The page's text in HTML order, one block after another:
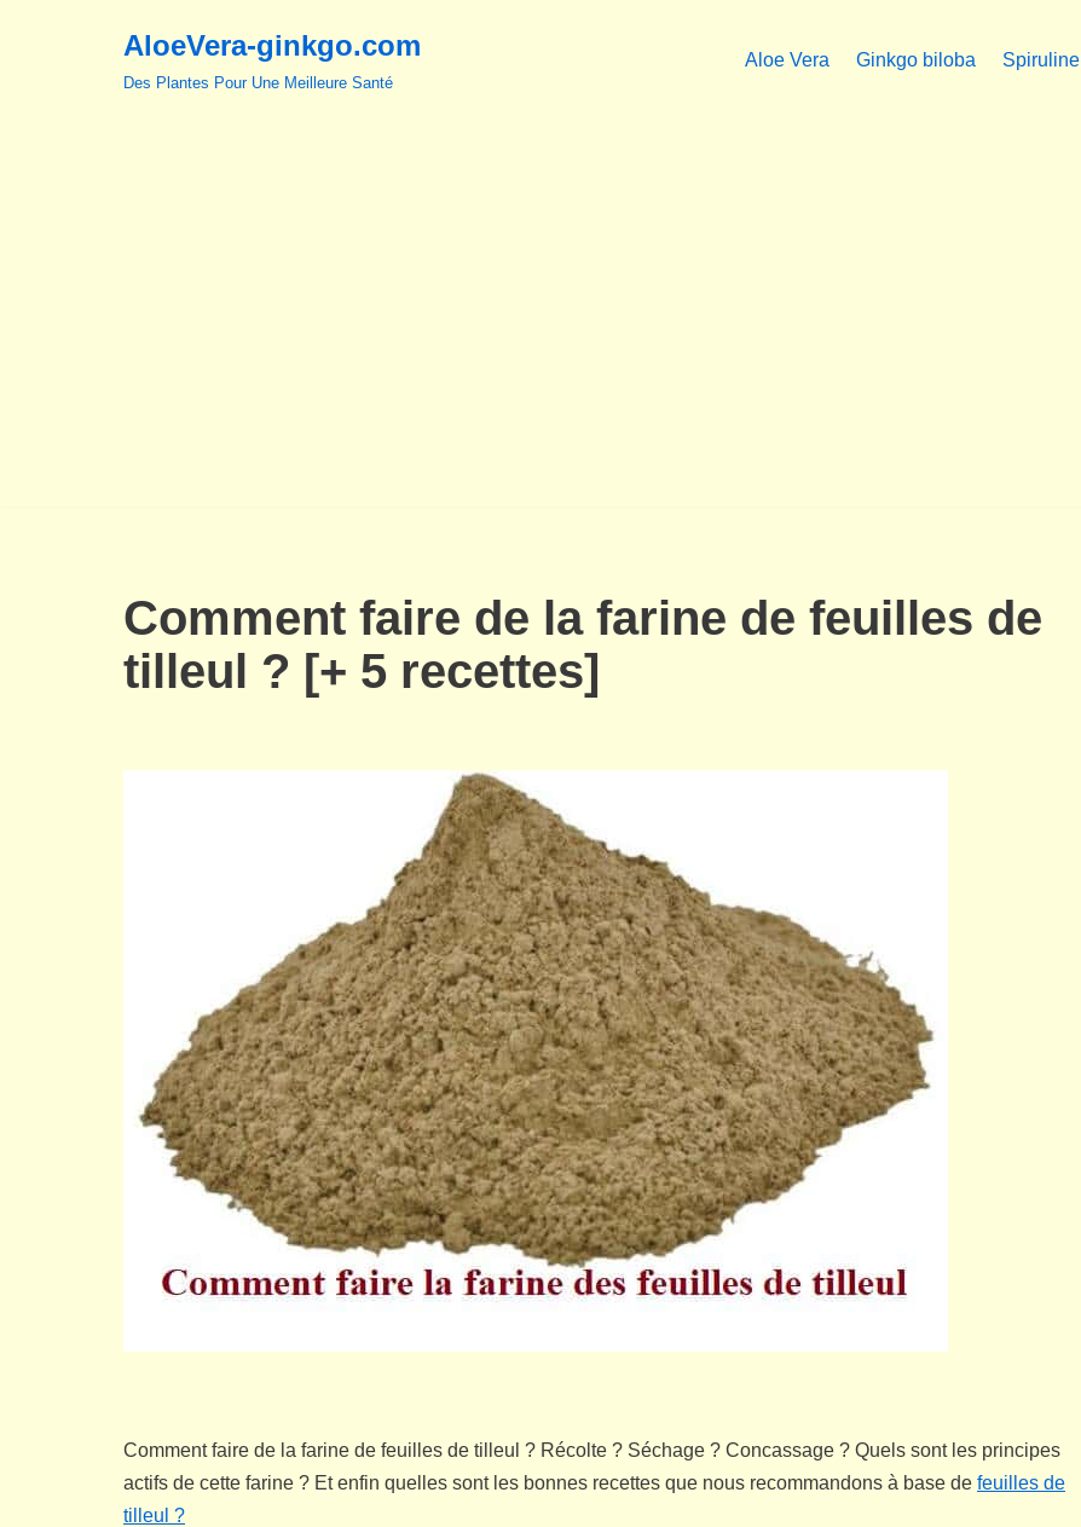
AloeVera-ginkgo.com
Des Plantes Pour Une Meilleure Santé
Aloe Vera Ginkgo biloba Spiruline
Comment faire de la farine de feuilles de
tilleul ? [+ 5 recettes]
Comment faire de la farine de feuilles de tilleul ? Récolte ? Séchage ? Concassage ? Quels sont les principes
actifs de cette farine ? Et enfin quelles sont les bonnes recettes que nous recommandons à base de feuilles de
tilleul ?